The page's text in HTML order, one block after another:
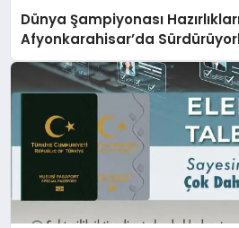
Dünya Şampiyonası
Afyonkarahisar’da